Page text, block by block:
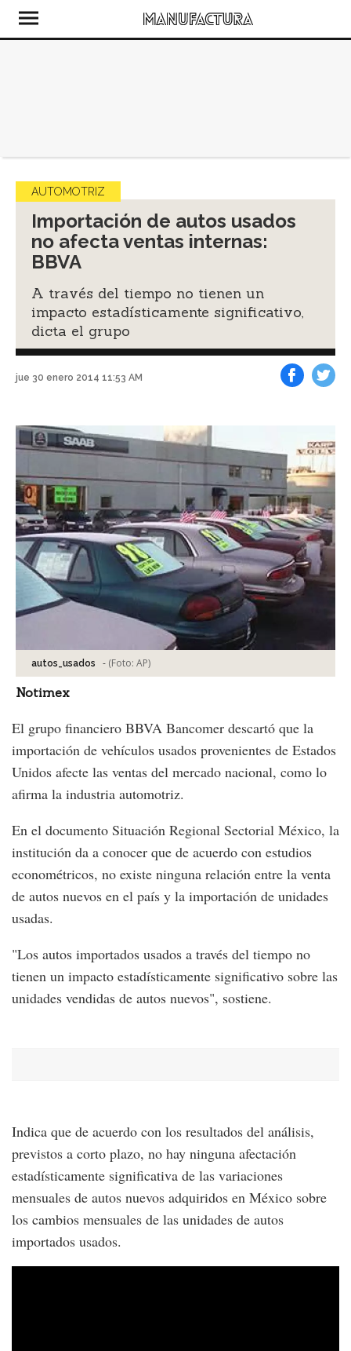
AUTOMOTRIZ
Importación de autos usados
no afecta ventas internas:
BBVA
A través del tiempo no tienen un
impacto estadísticamente significativo,
dicta el grupo
jue 30 enero 2014 11:53 AM
autos_usados - (Foto: AP)
Notimex
El grupo financiero BBVA Bancomer descartó que la
importación de vehículos usados provenientes de Estados
Unidos afecte las ventas del mercado nacional, como lo
afirma la industria automotriz.
En el documento Situación Regional Sectorial México, la
institución da a conocer que de acuerdo con estudios
econométricos, no existe ninguna relación entre la venta
de autos nuevos en el país y la importación de unidades
usadas.
"Los autos importados usados a través del tiempo no
tienen un impacto estadísticamente significativo sobre las
unidades vendidas de autos nuevos", sostiene.
Indica que de acuerdo con los resultados del análisis,
previstos a corto plazo, no hay ninguna afectación
estadísticamente significativa de las variaciones
mensuales de autos nuevos adquiridos en México sobre
los cambios mensuales de las unidades de autos
importados usados.